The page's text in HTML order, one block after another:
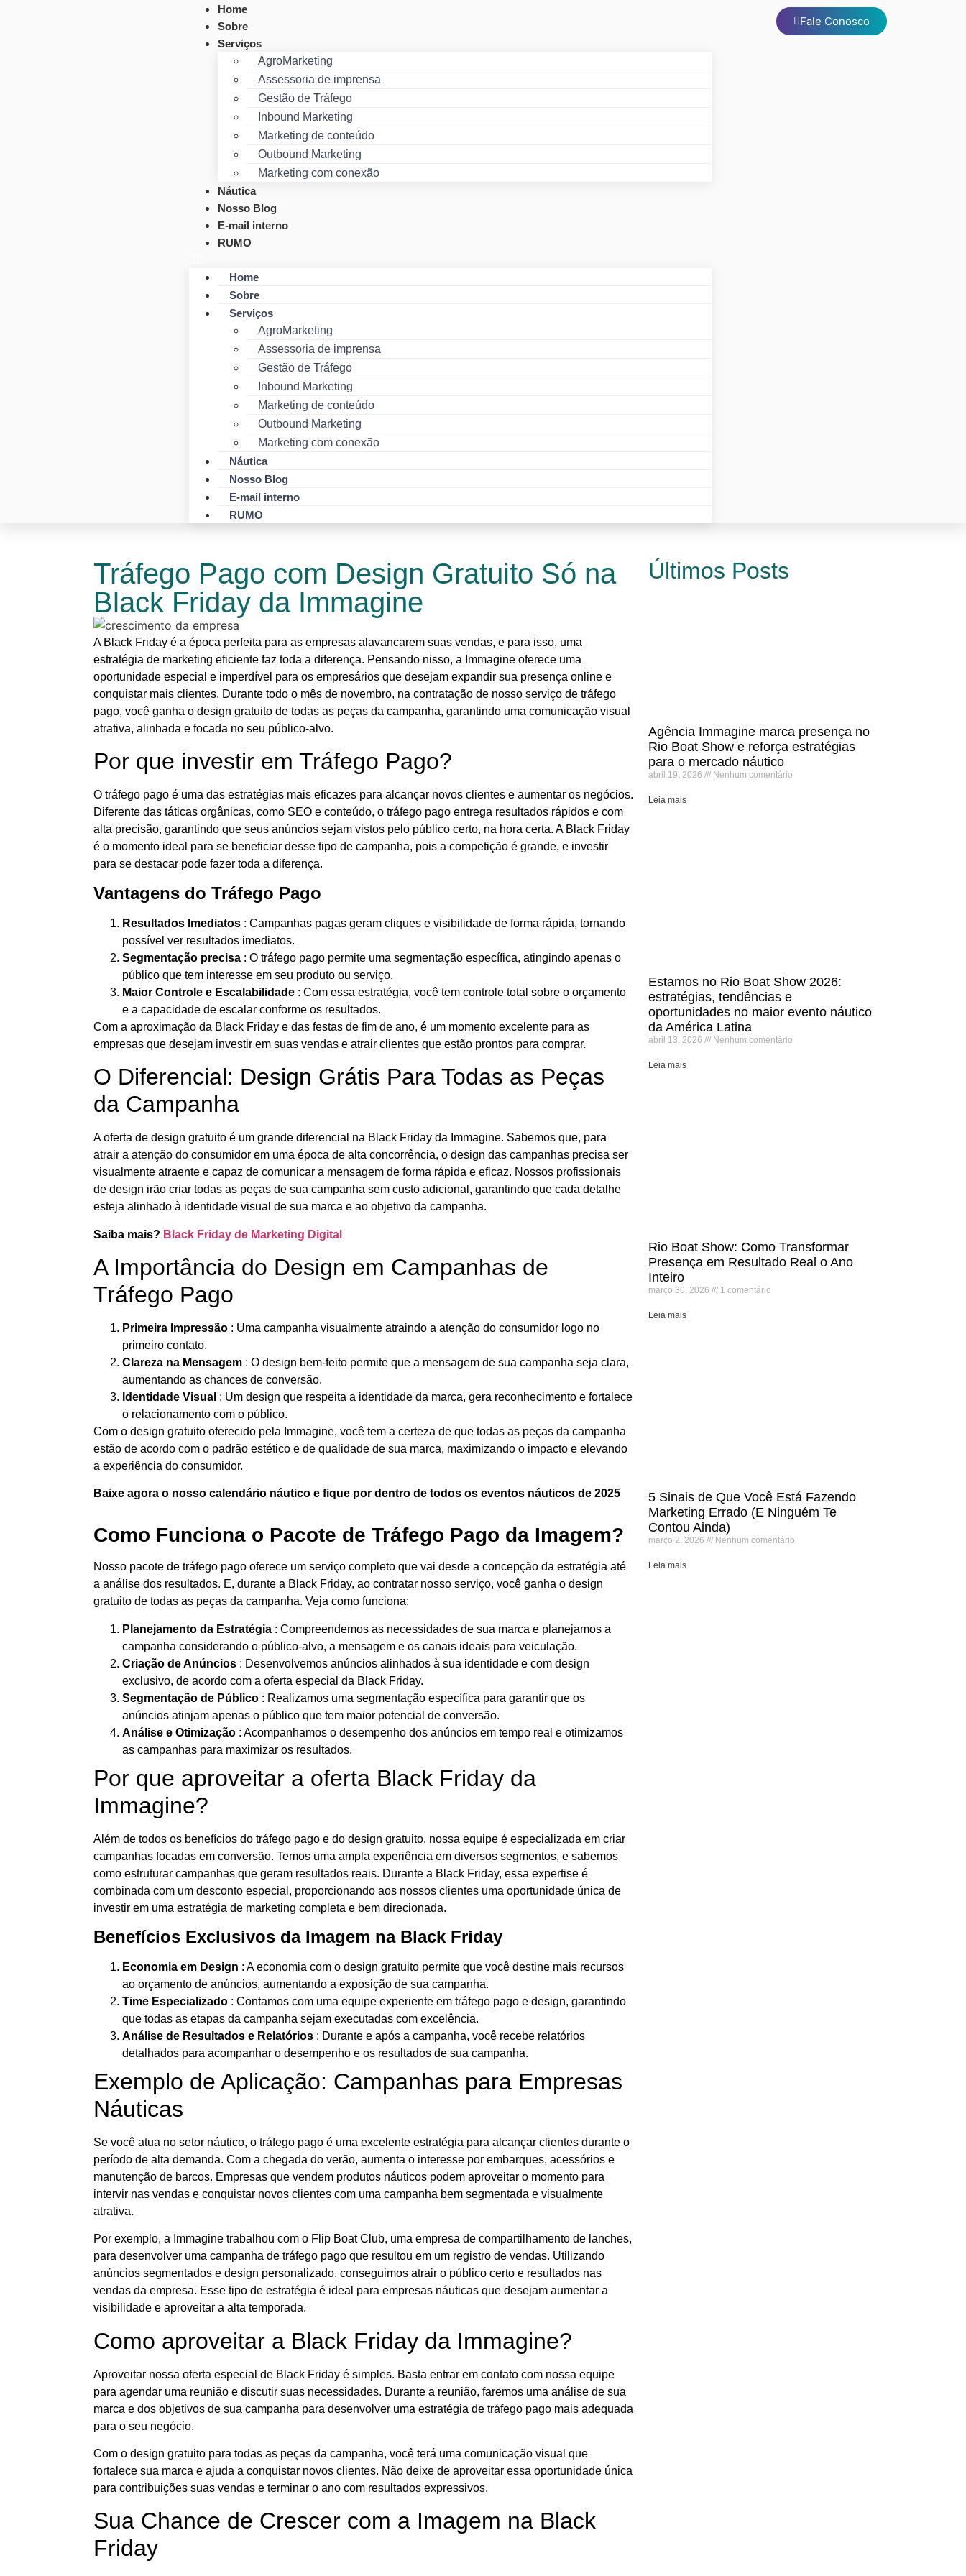
Home
Sobre
Serviços
AgroMarketing
Assessoria de imprensa
Gestão de Tráfego
Inbound Marketing
Marketing de conteúdo
Outbound Marketing
Marketing com conexão
Náutica
Nosso Blog
E-mail interno
RUMO
Home
Sobre
Serviços
AgroMarketing
Assessoria de imprensa
Gestão de Tráfego
Inbound Marketing
Marketing de conteúdo
Outbound Marketing
Marketing com conexão
Náutica
Nosso Blog
E-mail interno
RUMO
Fale Conosco
Tráfego Pago com Design Gratuito Só na
Black Friday da Immagine
A Black Friday é a época perfeita para as empresas alavancarem suas vendas, e para isso, uma
estratégia de marketing eficiente faz toda a diferença. Pensando nisso, a Immagine oferece uma
oportunidade especial e imperdível para os empresários que desejam expandir sua presença online e
conquistar mais clientes. Durante todo o mês de novembro, na contratação de nosso serviço de tráfego
pago, você ganha o design gratuito de todas as peças da campanha, garantindo uma comunicação visual
atrativa, alinhada e focada no seu público-alvo.
Por que investir em Tráfego Pago?
O tráfego pago é uma das estratégias mais eficazes para alcançar novos clientes e aumentar os negócios.
Diferente das táticas orgânicas, como SEO e conteúdo, o tráfego pago entrega resultados rápidos e com
alta precisão, garantindo que seus anúncios sejam vistos pelo público certo, na hora certa. A Black Friday
é o momento ideal para se beneficiar desse tipo de campanha, pois a competição é grande, e investir
para se destacar pode fazer toda a diferença.
Vantagens do Tráfego Pago
Resultados Imediatos : Campanhas pagas geram cliques e visibilidade de forma rápida, tornando
possível ver resultados imediatos.
Segmentação precisa : O tráfego pago permite uma segmentação específica, atingindo apenas o
público que tem interesse em seu produto ou serviço.
Maior Controle e Escalabilidade : Com essa estratégia, você tem controle total sobre o orçamento
e a capacidade de escalar conforme os resultados.
Com a aproximação da Black Friday e das festas de fim de ano, é um momento excelente para as
empresas que desejam investir em suas vendas e atrair clientes que estão prontos para comprar.
O Diferencial: Design Grátis Para Todas as Peças
da Campanha
A oferta de design gratuito é um grande diferencial na Black Friday da Immagine. Sabemos que, para
atrair a atenção do consumidor em uma época de alta concorrência, o design das campanhas precisa ser
visualmente atraente e capaz de comunicar a mensagem de forma rápida e eficaz. Nossos profissionais
de design irão criar todas as peças de sua campanha sem custo adicional, garantindo que cada detalhe
esteja alinhado à identidade visual de sua marca e ao objetivo da campanha.
Saiba mais? Black Friday de Marketing Digital
A Importância do Design em Campanhas de
Tráfego Pago
Primeira Impressão : Uma campanha visualmente atraindo a atenção do consumidor logo no
primeiro contato.
Clareza na Mensagem : O design bem-feito permite que a mensagem de sua campanha seja clara,
aumentando as chances de conversão.
Identidade Visual : Um design que respeita a identidade da marca, gera reconhecimento e fortalece
o relacionamento com o público.
Com o design gratuito oferecido pela Immagine, você tem a certeza de que todas as peças da campanha
estão de acordo com o padrão estético e de qualidade de sua marca, maximizando o impacto e elevando
a experiência do consumidor.
Baixe agora o nosso calendário náutico e fique por dentro de todos os eventos náuticos de 2025
Como Funciona o Pacote de Tráfego Pago da Imagem?
Nosso pacote de tráfego pago oferece um serviço completo que vai desde a concepção da estratégia até
a análise dos resultados. E, durante a Black Friday, ao contratar nosso serviço, você ganha o design
gratuito de todas as peças da campanha. Veja como funciona:
Planejamento da Estratégia : Compreendemos as necessidades de sua marca e planejamos a
campanha considerando o público-alvo, a mensagem e os canais ideais para veiculação.
Criação de Anúncios : Desenvolvemos anúncios alinhados à sua identidade e com design
exclusivo, de acordo com a oferta especial da Black Friday.
Segmentação de Público : Realizamos uma segmentação específica para garantir que os
anúncios atinjam apenas o público que tem maior potencial de conversão.
Análise e Otimização : Acompanhamos o desempenho dos anúncios em tempo real e otimizamos
as campanhas para maximizar os resultados.
Por que aproveitar a oferta Black Friday da
Immagine?
Além de todos os benefícios do tráfego pago e do design gratuito, nossa equipe é especializada em criar
campanhas focadas em conversão. Temos uma ampla experiência em diversos segmentos, e sabemos
como estruturar campanhas que geram resultados reais. Durante a Black Friday, essa expertise é
combinada com um desconto especial, proporcionando aos nossos clientes uma oportunidade única de
investir em uma estratégia de marketing completa e bem direcionada.
Benefícios Exclusivos da Imagem na Black Friday
Economia em Design : A economia com o design gratuito permite que você destine mais recursos
ao orçamento de anúncios, aumentando a exposição de sua campanha.
Time Especializado : Contamos com uma equipe experiente em tráfego pago e design, garantindo
que todas as etapas da campanha sejam executadas com excelência.
Análise de Resultados e Relatórios : Durante e após a campanha, você recebe relatórios
detalhados para acompanhar o desempenho e os resultados de sua campanha.
Exemplo de Aplicação: Campanhas para Empresas
Náuticas
Se você atua no setor náutico, o tráfego pago é uma excelente estratégia para alcançar clientes durante o
período de alta demanda. Com a chegada do verão, aumenta o interesse por embarques, acessórios e
manutenção de barcos. Empresas que vendem produtos náuticos podem aproveitar o momento para
intervir nas vendas e conquistar novos clientes com uma campanha bem segmentada e visualmente
atrativa.
Por exemplo, a Immagine trabalhou com o Flip Boat Club, uma empresa de compartilhamento de lanches,
para desenvolver uma campanha de tráfego pago que resultou em um registro de vendas. Utilizando
anúncios segmentados e design personalizado, conseguimos atrair o público certo e resultados nas
vendas da empresa. Esse tipo de estratégia é ideal para empresas náuticas que desejam aumentar a
visibilidade e aproveitar a alta temporada.
Como aproveitar a Black Friday da Immagine?
Aproveitar nossa oferta especial de Black Friday é simples. Basta entrar em contato com nossa equipe
para agendar uma reunião e discutir suas necessidades. Durante a reunião, faremos uma análise de sua
marca e dos objetivos de sua campanha para desenvolver uma estratégia de tráfego pago mais adequada
para o seu negócio.
Com o design gratuito para todas as peças da campanha, você terá uma comunicação visual que
fortalece sua marca e ajuda a conquistar novos clientes. Não deixe de aproveitar essa oportunidade única
para contribuições suas vendas e terminar o ano com resultados expressivos.
Sua Chance de Crescer com a Imagem na Black
Friday
Últimos Posts
Agência Immagine marca presença no
Rio Boat Show e reforça estratégias
para o mercado náutico
abril 19, 2026 Nenhum comentário
Leia mais
Estamos no Rio Boat Show 2026:
estratégias, tendências e
oportunidades no maior evento náutico
da América Latina
abril 13, 2026 Nenhum comentário
Leia mais
Rio Boat Show: Como Transformar
Presença em Resultado Real o Ano
Inteiro
março 30, 2026 1 comentário
Leia mais
5 Sinais de Que Você Está Fazendo
Marketing Errado (E Ninguém Te
Contou Ainda)
março 2, 2026 Nenhum comentário
Leia mais